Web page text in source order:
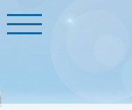
Главная